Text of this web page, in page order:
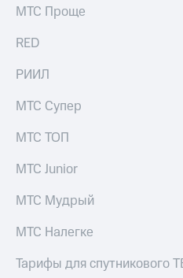
информации
Собрания
акционеров
Личный
акционера
Акционерный
капитал
Контроль
аудит
акций
МТС Проще
RED
РИИЛ
МТС Супер
МТС ТОП
МТС Junior
МТС Мудрый
МТС Налегке
Тарифы для спутникового